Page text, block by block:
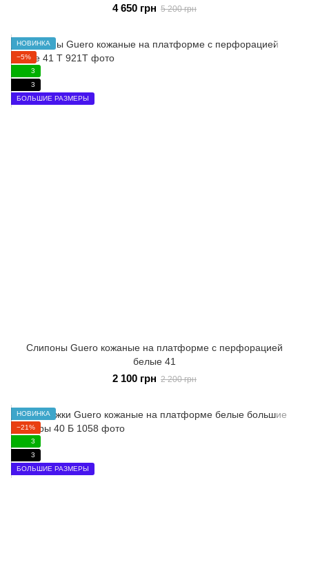
4 650 грн 5 200 грн
НОВИНКА
−5%
3
3
БОЛЬШИЕ РАЗМЕРЫ
Слипоны Guero кожаные на платформе с перфорацией
белые 41
2 100 грн 2 200 грн
НОВИНКА
−21%
3
3
БОЛЬШИЕ РАЗМЕРЫ